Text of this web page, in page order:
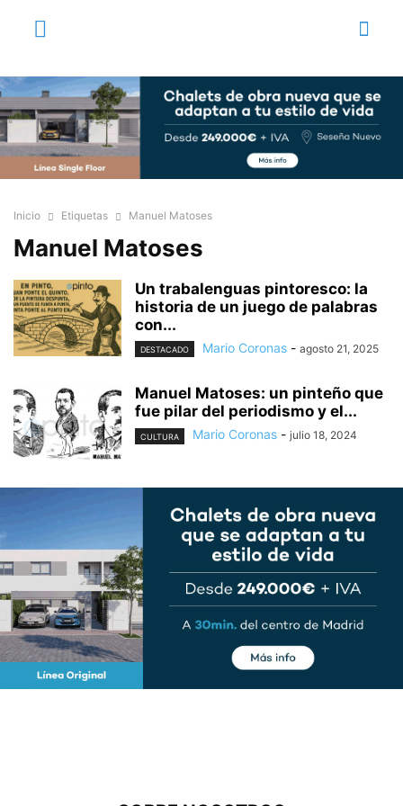
Inicio Etiquetas Manuel Matoses
Manuel Matoses
Un trabalenguas pintoresco: la
historia de un juego de palabras
con...
DESTACADO Mario Coronas - agosto 21, 2025
Manuel Matoses: un pinteño que
fue pilar del periodismo y el...
CULTURA Mario Coronas - julio 18, 2024